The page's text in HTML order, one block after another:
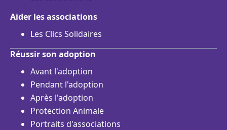
Aider les associations
Les Clics Solidaires
Réussir son adoption
Avant l'adoption
Pendant l'adoption
Après l'adoption
Protection Animale
Portraits d'associations